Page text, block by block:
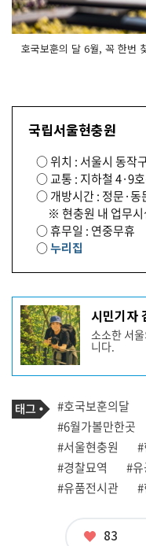
호국보훈의 달 6월, 꼭 한번
국립서울현충원
○ 위치 : 서울시 동작
○ 교통 : 지하철 4·9
○ 개방시간 : 정문·동
※ 현충원 내 업무시
○ 휴무일 : 연중무휴
○누리집
기
사
작
성
자
프
필
시민기자
소소한 서
니다.
기
사
관
련
태
그
태
그
#호국보훈의달
#6월가볼만한곳
#서울현충원
#경찰묘역
#
#유품전시관
좋
83